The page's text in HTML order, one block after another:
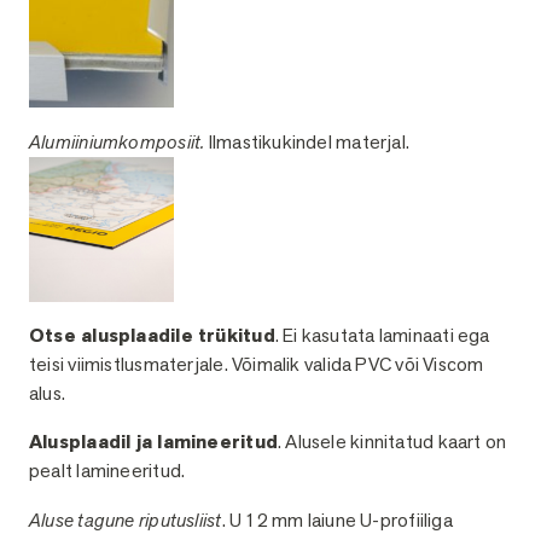
Alumiiniumkomposiit. Ilmastikukindel materjal.
Otse alusplaadile trükitud. Ei kasutata laminaati ega
teisi viimistlusmaterjale. Võimalik valida PVC või Viscom
alus.
Alusplaadil ja lamineeritud. Alusele kinnitatud kaart on
pealt lamineeritud.
Aluse tagune riputusliist. U 12 mm laiune U-profiiliga